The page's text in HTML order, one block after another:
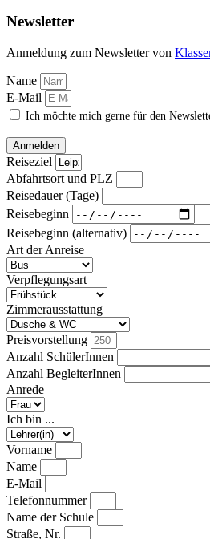
Newsletter
Anmeldung zum Newsletter von
Name
E-Mail
Ich möchte mich gerne für den
Anmelden
Reiseziel
Abfahrtsort und PLZ
Reisedauer (Tage)
Reisebeginn
Reisebeginn (alternativ)
Art der Anreise
Verpflegungsart
Zimmerausstattung
Preisvorstellung
Anzahl SchülerInnen
Anzahl BegleiterInnen
Anrede
Ich bin ...
Vorname
Name
E-Mail
Telefonnummer
Name der Schule
Straße, Nr.